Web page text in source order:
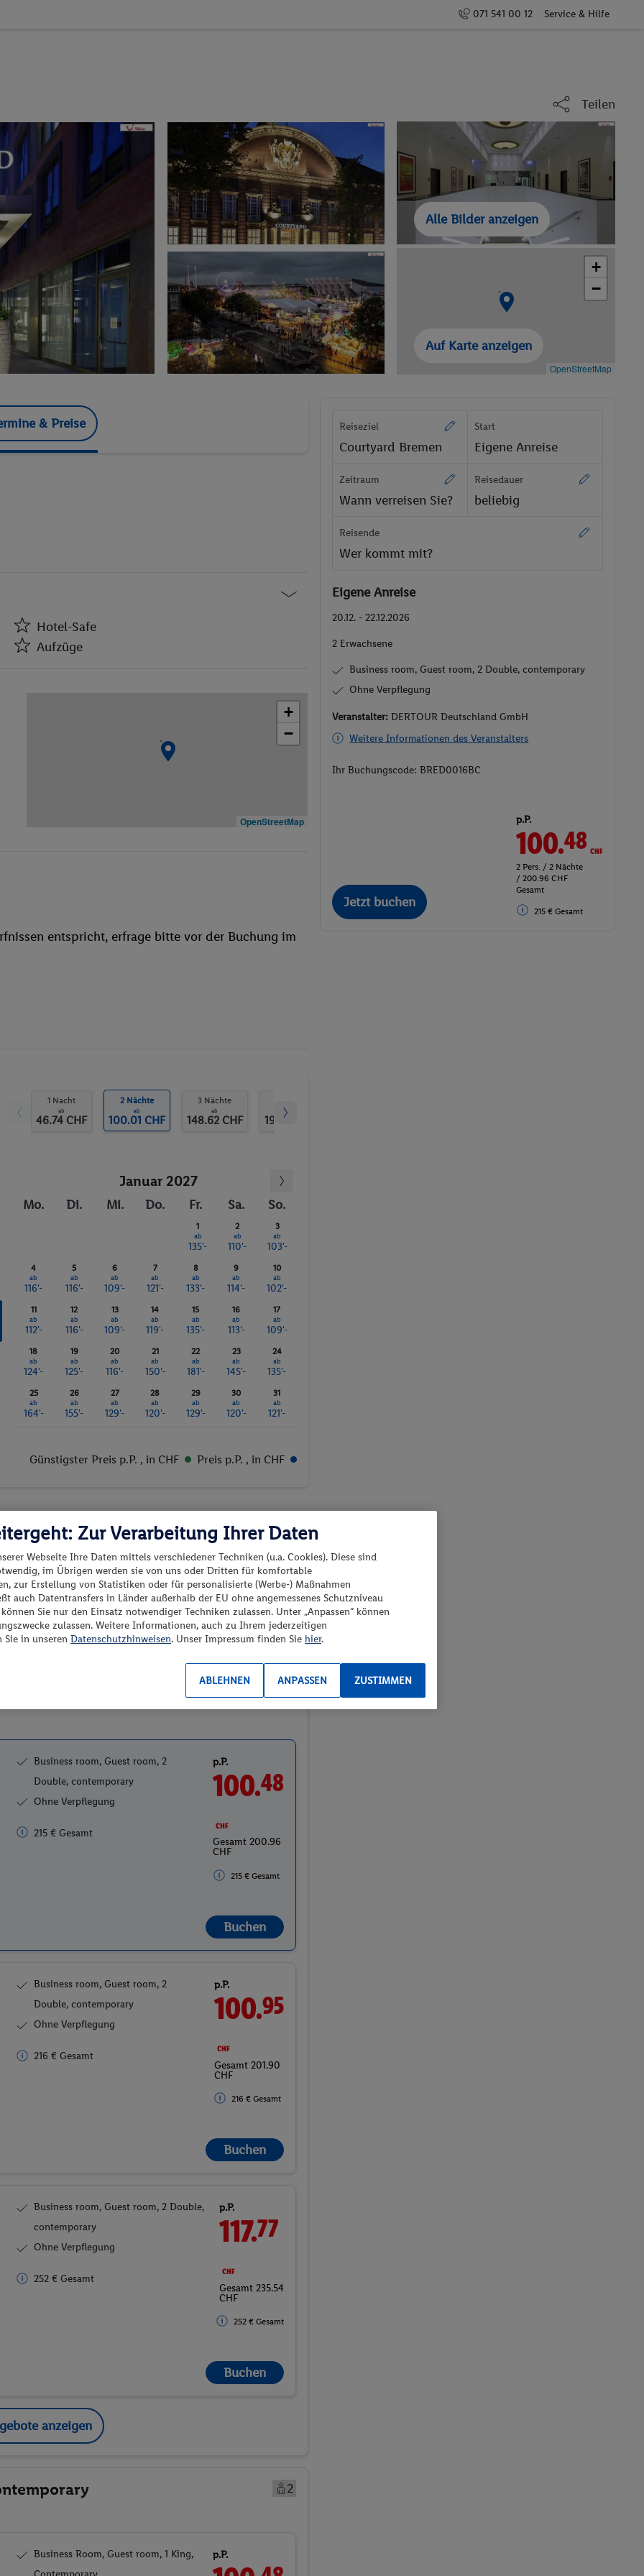
071 541 00 12 Service & Hilfe
Teilen
Alle Bilder anzeigen
+
−
OpenStreetMap
Auf Karte anzeigen
& Preise
Hotel-Safe
Aufzüge
Pool- / Snackbar
+
−
OpenStreetMap
entspricht, erfrage bitte vor der Buchung im
1 Nacht
ab
46.74 CHF
2 Nächte
ab
100.01 CHF
3 Nächte
ab
148.62 CHF 196.29 CHF
Januar 2027
Mo. Di. Mi. Do. Fr. Sa. So.
1
ab
135'-
2
ab
110'-
3
ab
103'-
4
ab
116'-
5
ab
116'-
6
ab
109'-
7
ab
121'-
8
ab
133'-
9
ab
114'-
10
ab
102'-
11
ab
112'-
12
ab
116'-
13
ab
109'-
14
ab
119'-
15
ab
135'-
16
ab
113'-
17
ab
109'-
18
ab
124'-
19
ab
125'-
20
ab
116'-
21
ab
150'-
22
ab
181'-
23
ab
145'-
24
ab
135'-
25
ab
164'-
26
ab
155'-
27
ab
129'-
28
ab
120'-
29
ab
129'-
30
ab
120'-
31
ab
121'-
Günstigster Preis p.P. , in CHF Preis p.P. , in CHF
los?
Preis aufsteigend
2
Business room, Guest room, 2
Double, contemporary
Ohne Verpflegung
215 € Gesamt
p.P.
100.48
CHF
Gesamt 200.96
CHF
215 € Gesamt
Buchen
Business room, Guest room, 2
Double, contemporary
Ohne Verpflegung
216 € Gesamt
p.P.
100.95
CHF
Gesamt 201.90
CHF
216 € Gesamt
Buchen
Business room, Guest room, 2 Double,
contemporary
Ohne Verpflegung
252 € Gesamt
p.P.
117.77
CHF
Gesamt 235.54
CHF
252 € Gesamt
Buchen
anzeigen
2
Business Room, Guest room, 1 King,
p.P.
Reiseziel
Courtyard Bremen
Start
Eigene Anreise
Zeitraum
Wann verreisen Sie?
Reisedauer
beliebig
Reisende
Wer kommt mit?
Eigene Anreise
20.12. - 22.12.2026
2 Erwachsene
Business room, Guest room, 2 Double, contemporary
Ohne Verpflegung
Veranstalter:DERTOUR Deutschland GmbH
Weitere Informationen des Veranstalters
Ihr Buchungscode:BRED0016BC
Jetzt buchen
p.P.
100.48CHF
2 Pers. / 2 Nächte
/ 200.96 CHF
Gesamt
215 € Gesamt
Zur Verarbeitung Ihrer Daten
Webseite Ihre Daten mittels verschiedener Techniken (u.a. Cookies). Diese sind
im Übrigen werden sie von uns oder Dritten für komfortable
zur Erstellung von Statistiken oder für personalisierte (Werbe-) Maßnahmen
auch Datentransfers in Länder außerhalb der EU ohne angemessenes Schutzniveau
Sie nur den Einsatz notwendiger Techniken zulassen. Unter „Anpassen“ können
zulassen. Weitere Informationen, auch zu Ihrem jederzeitigen
in unseren Datenschutzhinweisen. Unser Impressum finden Sie hier.
ZUSTIMMEN
ANPASSEN
ABLEHNEN